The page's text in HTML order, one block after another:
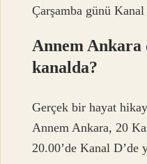
Çarşamba günü Kanal
Annem Ankara
kanalda?
Gerçek bir hayat
Annem Ankara, 20
20.00’de Kanal D’de